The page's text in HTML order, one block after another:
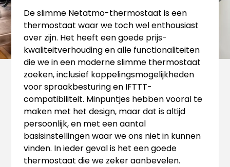
De slimme Netatmo-thermostaat is een
thermostaat waar we toch wel enthousiast
over zijn. Het heeft een goede prijs-
kwaliteitverhouding en alle functionaliteiten
die we in een moderne slimme thermostaat
zoeken, inclusief koppelingsmogelijkheden
voor spraakbesturing en IFTTT-
compatibiliteit. Minpuntjes hebben vooral te
maken met het design, maar dat is altijd
persoonlijk, en met een aantal
basisinstellingen waar we ons niet in kunnen
vinden. In ieder geval is het een goede
thermostaat die we zeker aanbevelen.